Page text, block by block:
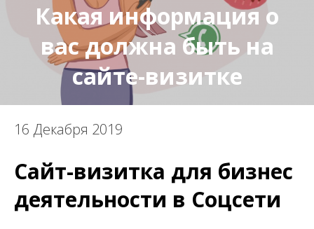
Какая информация о
вас должна быть на
сайте-визитке
16 Декабря 2019
Сайт-визитка для бизнес
деятельности в Соцсети